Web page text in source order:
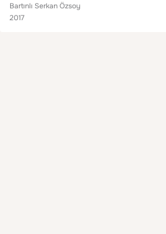
Bartınlı Serkan Özsoy
2017